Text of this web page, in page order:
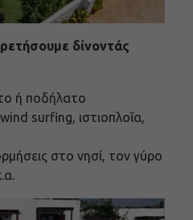
δίνοντάς
ή ποδήλατο
surfing, ιστιοπλοΐα,
στο νησί, τον γύρο